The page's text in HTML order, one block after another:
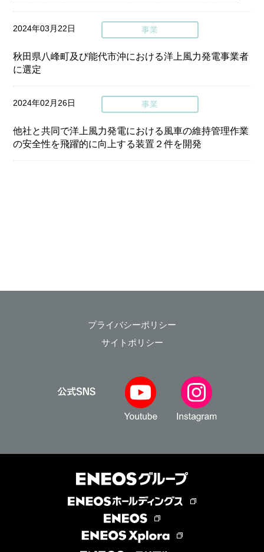
2024年03月22日 事業
秋田県八峰町及び能代市沖における洋上風力発電事業者
に選定
2024年02月26日 事業
他社と共同で洋上風力発電における風車の維持管理作業
の安全性を飛躍的に向上する装置２件を開発
プライバシーポリシー
サイトポリシー